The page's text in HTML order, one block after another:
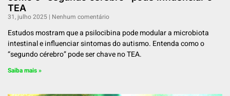
TEA
31, julho 2025 Nenhum comentário
Estudos mostram que a psilocibina pode modular a microbiota
intestinal e influenciar sintomas do autismo. Entenda como o
“segundo cérebro” pode ser chave no TEA.
Saiba mais »